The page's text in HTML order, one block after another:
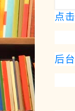
点
后